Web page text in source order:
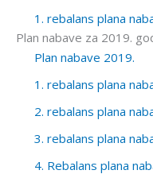
1. rebalans plana
Plan nabave za 2019.
Plan nabave 2019.
1. rebalans plana
2. rebalans plana
3. rebalans plana
4. Rebalans plana